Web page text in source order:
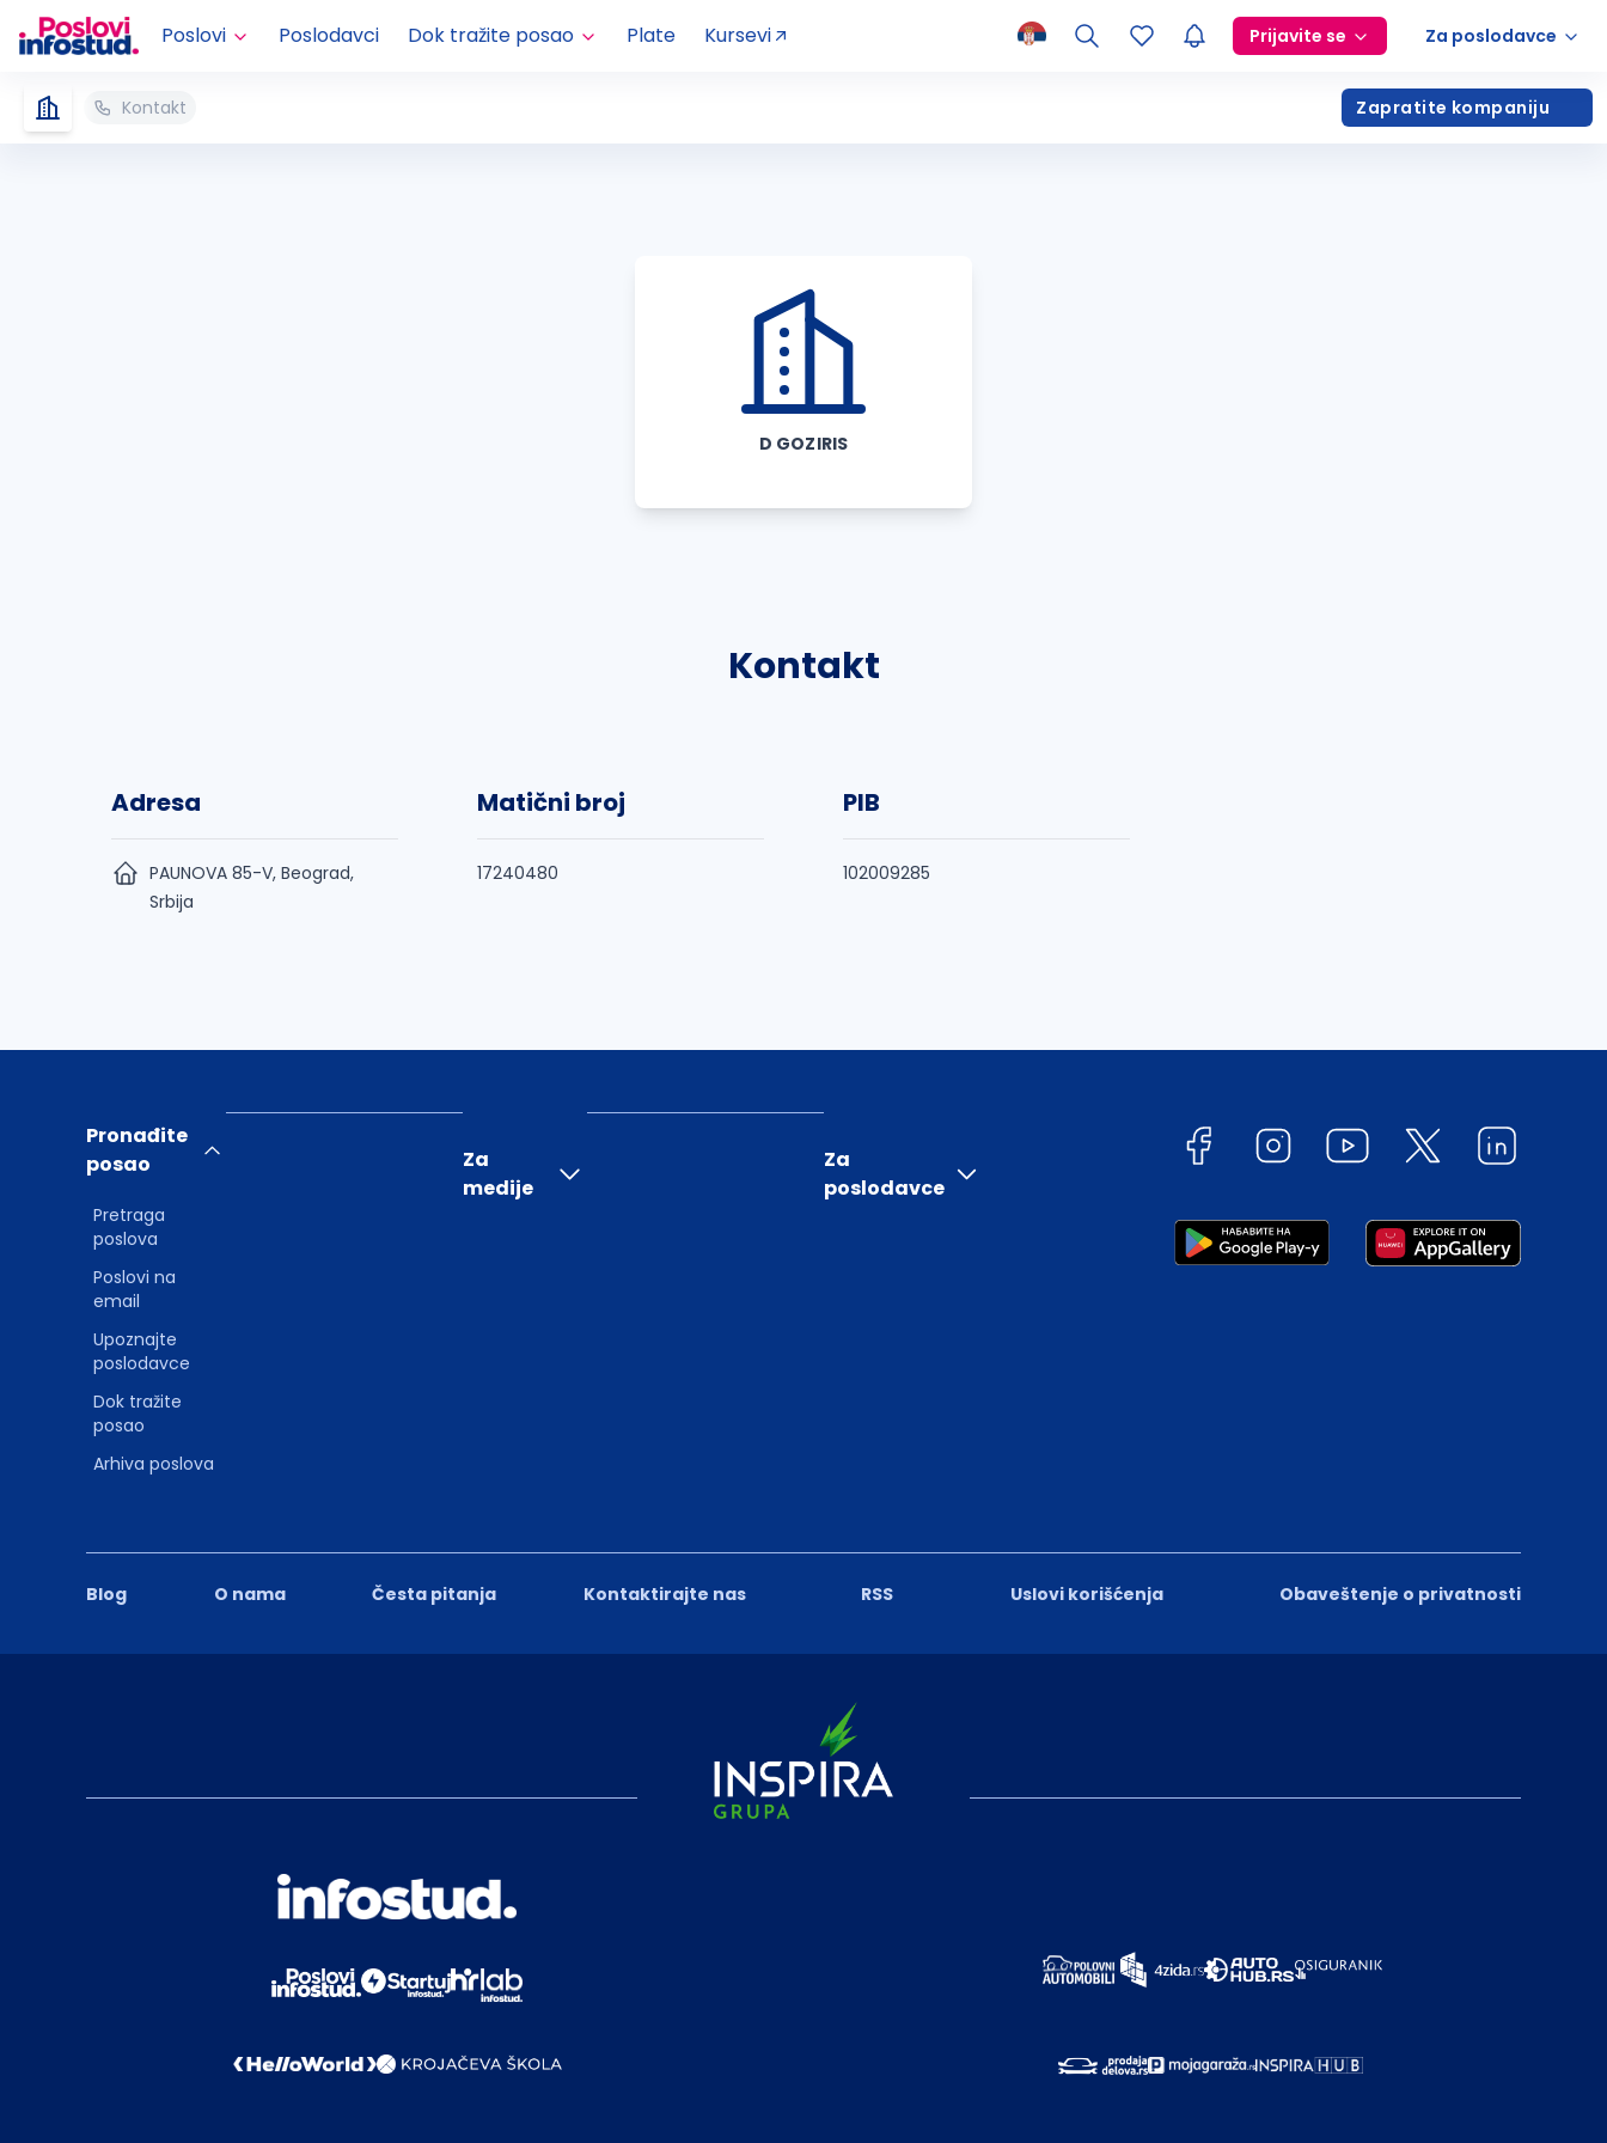
Poslovi Poslodavci Dok tražite posao Plate Kursevi Prijavite se Za poslodavce
Kontakt Zapratite kompaniju
D GOZIRIS
Kontakt
Adresa
PAUNOVA 85-V, Beograd,
Srbija
Matični broj
17240480
PIB
102009285
Blog O nama Česta pitanja Kontaktirajte nas RSS Uslovi korišćenja Obaveštenje o privatnosti
Pronađite
posao
Pretraga
poslova
Poslovi na
email
Upoznajte
poslodavce
Dok tražite
posao
Arhiva poslova
Za
medije
Za
poslodavce